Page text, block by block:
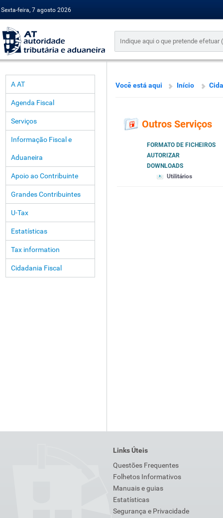
Sexta-feira, 7 agosto 2026
A AT
Agenda Fiscal
Serviços
Informação Fiscal e
Aduaneira
Apoio ao Contribuinte
Grandes Contribuintes
U-Tax
Estatísticas
Tax information
Cidadania Fiscal
Você está aqui Início
Outros Serviços
FORMATO DE FICHEIROS
AUTORIZAR
DOWNLOADS
Utilitários
Links Úteis
Questões Frequentes
Folhetos Informativos
Manuais e guias
Estatísticas
Segurança e Privacidade